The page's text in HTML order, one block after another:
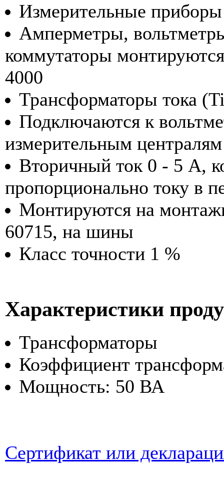
Измерительные приборы
Амперметры,
коммутаторы
4000
Трансформаторы тока
Подключаются к
измерительным централям
Вторичный ток 0 - 5 A,
пропорционально току в
Монтируются на
60715, на шины
Класс точности 1 %
Характеристики
Трансформаторы
Коэффициент
Мощность: 50 ВА
Сертификат или